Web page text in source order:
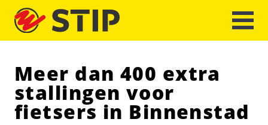
Meer dan 400 extra
stallingen voor
fietsers in Binnenstad